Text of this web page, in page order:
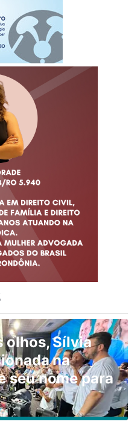
olhos, Sílvia
na
seu nome para